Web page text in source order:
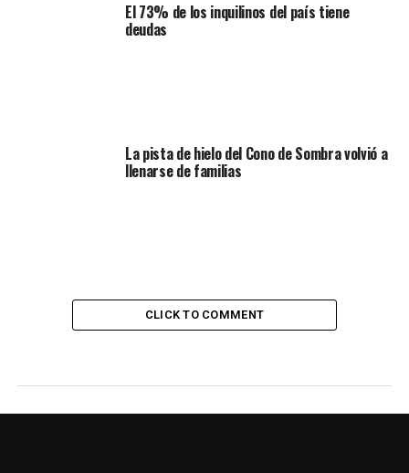
El 73% de los inquilinos del país tiene
deudas
La pista de hielo del Cono de Sombra volvió a
llenarse de familias
CLICK TO COMMENT